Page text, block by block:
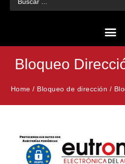
Bloqueo
Home / Bloqueo de dirección /